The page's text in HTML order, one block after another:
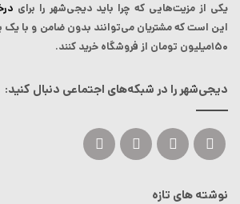
یکی از مزیت‌هایی که چرا باید دیجی‌شهر را برای
این است که مشتریان می‌توانند بدون ضامن و
۱۵۰میلیون تومان از فروشگاه خرید کنند.
دیجی‌شهر را در شبکه‌های اجتماعی دنبال کنید:
ایکس لینکداینیوتیوباینستاگرام
نوشته های تازه